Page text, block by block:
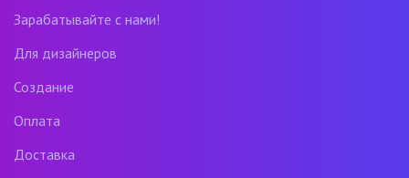
Зарабатывайте с нами!
Для дизайнеров
Создание
Оплата
Доставка